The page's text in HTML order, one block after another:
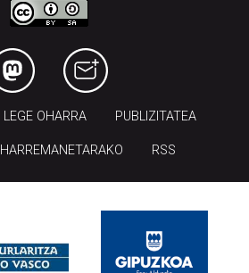
LEGE OHARRA PUBLIZITATEA
HARREMANETARAKO RSS